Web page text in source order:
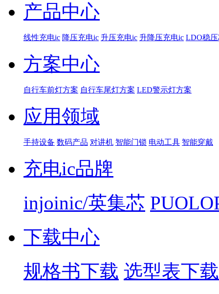
产品中心
线性充电ic 降压充电ic 升压充电ic 升降压充电ic LDO稳
方案中心
自行车前灯方案 自行车尾灯方案 LED警示灯方案
应用领域
手持设备 数码产品 对讲机 智能门锁 电动工具 智能穿戴
充电ic品牌
injoinic/英集芯
下载中心
规格书下载 选型表下载